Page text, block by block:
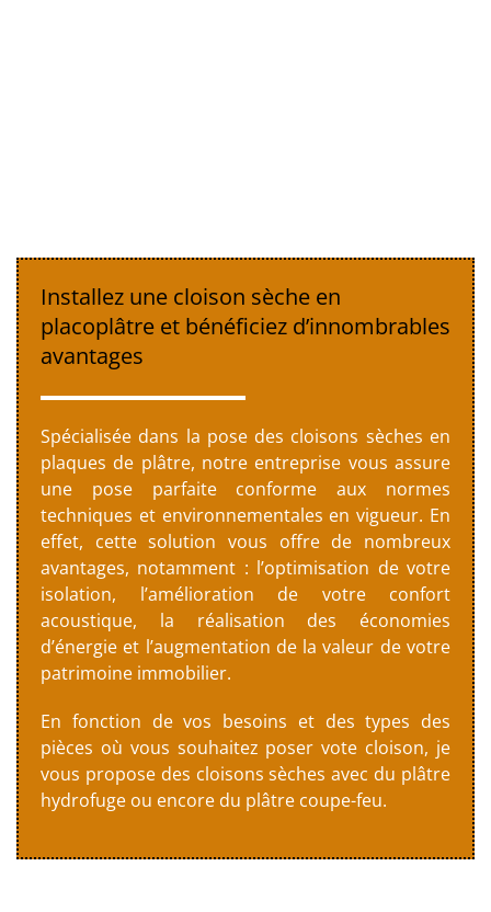
Installez une cloison sèche en
placoplâtre et bénéficiez d’innombrables
avantages
Spécialisée dans la pose des cloisons sèches en
plaques de plâtre, notre entreprise vous assure
une pose parfaite conforme aux normes
techniques et environnementales en vigueur. En
effet, cette solution vous offre de nombreux
avantages, notamment : l’optimisation de votre
isolation, l’amélioration de votre confort
acoustique, la réalisation des économies
d’énergie et l’augmentation de la valeur de votre
patrimoine immobilier.
En fonction de vos besoins et des types des
pièces où vous souhaitez poser vote cloison, je
vous propose des cloisons sèches avec du plâtre
hydrofuge ou encore du plâtre coupe-feu.